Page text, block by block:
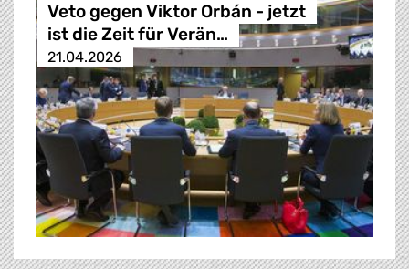
Veto gegen Viktor Orbán - jetzt
ist die Zeit für Verän…
21.04.2026